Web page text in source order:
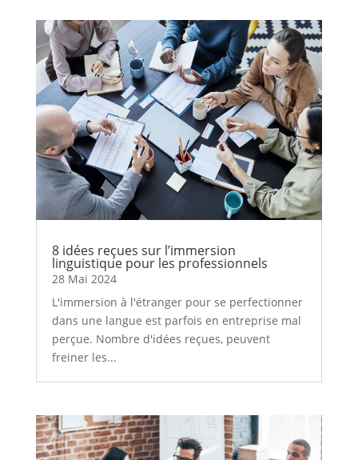
8 idées reçues sur l’immersion
linguistique pour les professionnels
28 Mai 2024
L'immersion à l'étranger pour se perfectionner
dans une langue est parfois en entreprise mal
perçue. Nombre d'idées reçues, peuvent
freiner les...